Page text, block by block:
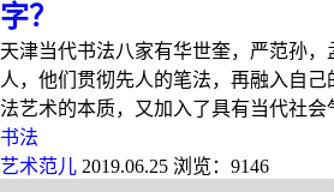
字？
天津当代书法八家有华世奎，严范孙
人，他们贯彻先人的笔法，再融入自
法艺术的本质，又加入了具有当代社会
书法
艺术范儿 2019.06.25 浏览：9146